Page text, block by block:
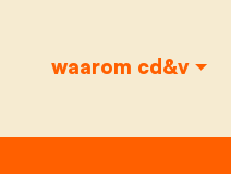
waarom cd&v